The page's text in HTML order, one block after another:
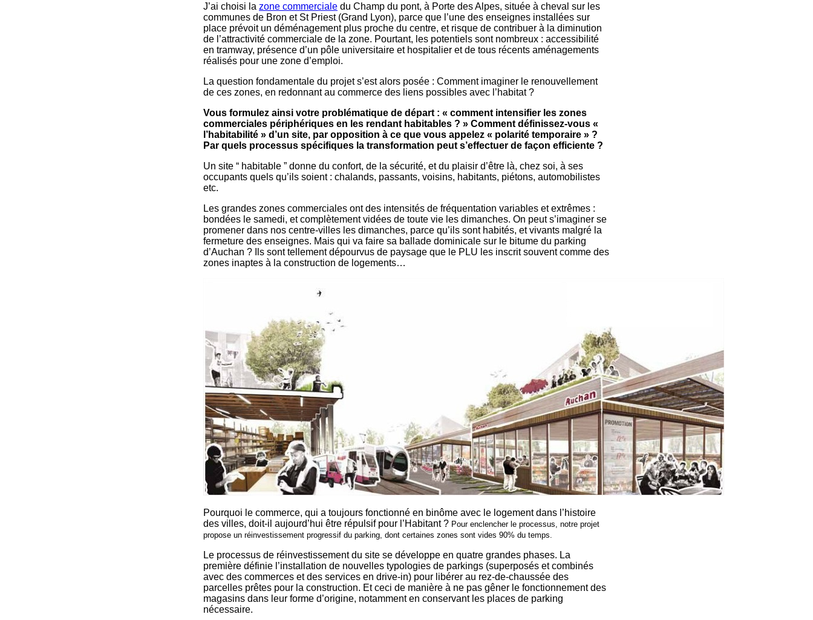
J’ai choisi la zone commerciale du Champ du pont, à Porte des Alpes, située à cheval sur les
communes de Bron et St Priest (Grand Lyon), parce que l’une des enseignes installées sur
place prévoit un déménagement plus proche du centre, et risque de contribuer à la diminution
de l’attractivité commerciale de la zone. Pourtant, les potentiels sont nombreux : accessibilité
en tramway, présence d’un pôle universitaire et hospitalier et de tous récents aménagements
réalisés pour une zone d’emploi.
La question fondamentale du projet s’est alors posée : Comment imaginer le renouvellement
de ces zones, en redonnant au commerce des liens possibles avec l’habitat ?
Vous formulez ainsi votre problématique de départ : « comment intensifier les zones
commerciales périphériques en les rendant habitables ? » Comment définissez-vous «
l’habitabilité » d’un site, par opposition à ce que vous appelez « polarité temporaire » ?
Par quels processus spécifiques la transformation peut s’effectuer de façon efficiente ?
Un site “ habitable ” donne du confort, de la sécurité, et du plaisir d’être là, chez soi, à ses
occupants quels qu’ils soient : chalands, passants, voisins, habitants, piétons, automobilistes
etc.
Les grandes zones commerciales ont des intensités de fréquentation variables et extrêmes :
bondées le samedi, et complètement vidées de toute vie les dimanches. On peut s’imaginer se
promener dans nos centre-villes les dimanches, parce qu’ils sont habités, et vivants malgré la
fermeture des enseignes. Mais qui va faire sa ballade dominicale sur le bitume du parking
d’Auchan ? Ils sont tellement dépourvus de paysage que le PLU les inscrit souvent comme des
zones inaptes à la construction de logements…
Pourquoi le commerce, qui a toujours fonctionné en binôme avec le logement dans l’histoire
des villes, doit-il aujourd’hui être répulsif pour l’Habitant ? Pour enclencher le processus, notre projet
propose un réinvestissement progressif du parking, dont certaines zones sont vides 90% du temps.
Le processus de réinvestissement du site se développe en quatre grandes phases. La
première définie l’installation de nouvelles typologies de parkings (superposés et combinés
avec des commerces et des services en drive-in) pour libérer au rez-de-chaussée des
parcelles prêtes pour la construction. Et ceci de manière à ne pas gêner le fonctionnement des
magasins dans leur forme d’origine, notamment en conservant les places de parking
nécessaire.